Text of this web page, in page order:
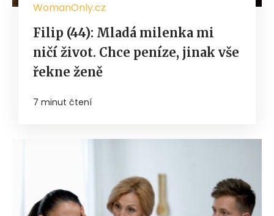
WomanOnly.cz
Filip (44): Mladá milenka mi
ničí život. Chce peníze, jinak vše
řekne ženě
7 minut čtení